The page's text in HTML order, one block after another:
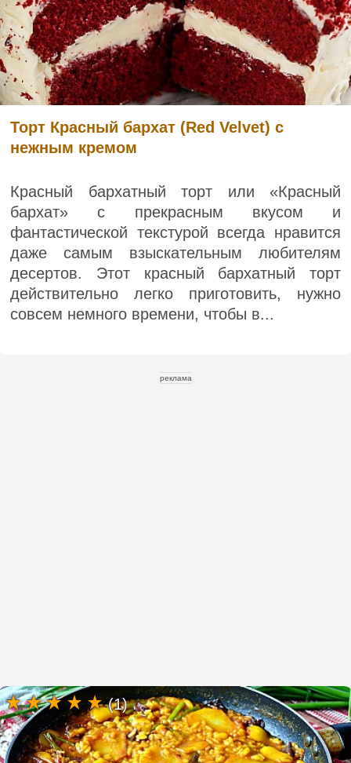
Торт Красный бархат (Red Velvet) с
нежным кремом
Красный бархатный торт или «Красный
бархат» с прекрасным вкусом и
фантастической текстурой всегда нравится
даже самым взыскательным любителям
десертов. Этот красный бархатный торт
действительно легко приготовить, нужно
совсем немного времени, чтобы в...
реклама
(1)